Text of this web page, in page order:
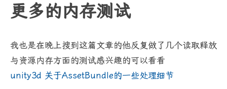
更多的内存测试
我也是在晚上搜到这篇文章的他反复做了几个读取释放
与资源内存方面的测试感兴趣的可以看看
unity3d 关于AssetBundle的一些处理细节